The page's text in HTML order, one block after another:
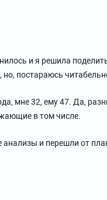
и я решила
но, постараюсь
мне 32, ему 47. Да,
в том числе.
и перешли от